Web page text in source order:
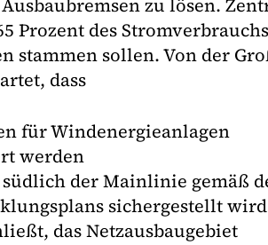
zu lösen.
Prozent des
stammen sollen. Von der
dass
für Windenergieanlagen
werden
der Mainlinie gemäß
sichergestellt wird
das Netzausbaugebiet